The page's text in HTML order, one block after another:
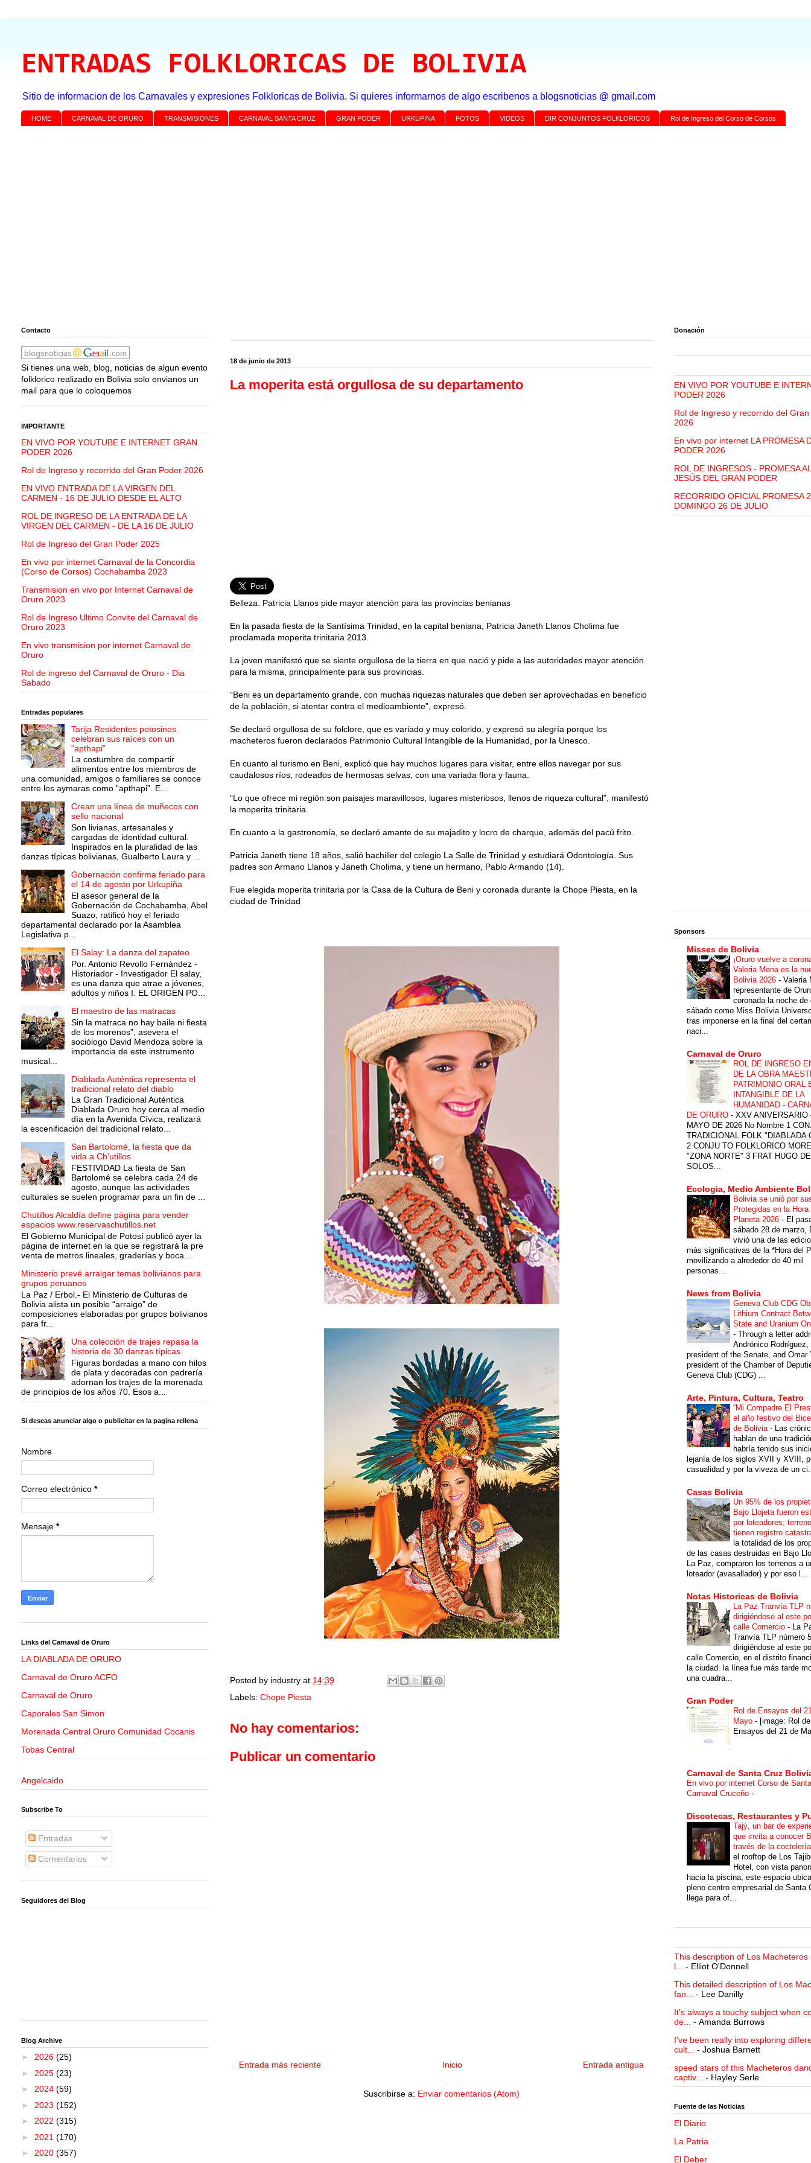
ENTRADAS FOLKLORICAS DE BOLIVIA
Sitio de informacion de los Carnavales y expresiones Folkloricas de Bolivia. Si quieres informarnos de algo escribenos a blogsnoticias @ gmail.com
HOME CARNAVAL DE ORURO TRANSMISIONES CARNAVAL SANTA CRUZ GRAN PODER URKUPINA FOTOS VIDEOS DIR CONJUNTOS FOLKLORICOS Rol de Ingreso del Corso de Corsos
18 de junio de 2013
La moperita está orgullosa de su departamento
Belleza. Patricia Llanos pide mayor atención para las provincias benianas
En la pasada fiesta de la Santísima Trinidad, en la capital beniana, Patricia Janeth Llanos Cholima fue
proclamada moperita trinitaria 2013.
La joven manifestó que se siente orgullosa de la tierra en que nació y pide a las autoridades mayor atención
para la misma, principalmente para sus provincias.
“Beni es un departamento grande, con muchas riquezas naturales que deben ser aprovechadas en beneficio
de la población, si atentar contra el medioambiente”, expresó.
Se declaró orgullosa de su folclore, que es variado y muy colorido, y expresó su alegría porque los
macheteros fueron declarados Patrimonio Cultural Intangible de la Humanidad, por la Unesco.
En cuanto al turismo en Beni, explicó que hay muchos lugares para visitar, entre ellos navegar por sus
caudalosos ríos, rodeados de hermosas selvas, con una variada flora y fauna.
“Lo que ofrece mi región son paisajes maravillosos, lugares misteriosos, llenos de riqueza cultural”, manifestó
la moperita trinitaria.
En cuanto a la gastronomía, se declaró amante de su majadito y locro de charque, además del pacú frito.
Patricia Janeth tiene 18 años, salió bachiller del colegio La Salle de Trinidad y estudiará Odontología. Sus
padres son Armano Llanos y Janeth Cholima, y tiene un hermano, Pablo Armando (14).
Fue elegida moperita trinitaria por la Casa de la Cultura de Beni y coronada durante la Chope Piesta, en la
ciudad de Trinidad
Posted by industry at 14:39
Labels: Chope Piesta
No hay comentarios:
Publicar un comentario
Entrada más reciente Entrada antigua
Inicio
Suscribirse a: Enviar comentarios (Atom)
Contacto
Si tienes una web, blog, noticias de algun evento
folklorico realizado en Bolivia solo envianos un
mail para que lo coloquemos
IMPORTANTE
EN VIVO POR YOUTUBE E INTERNET GRAN
PODER 2026
Rol de Ingreso y recorrido del Gran Poder 2026
EN VIVO ENTRADA DE LA VIRGEN DEL
CARMEN - 16 DE JULIO DESDE EL ALTO
ROL DE INGRESO DE LA ENTRADA DE LA
VIRGEN DEL CARMEN - DE LA 16 DE JULIO
Rol de Ingreso del Gran Poder 2025
En vivo por internet Carnaval de la Concordia
(Corso de Corsos) Cochabamba 2023
Transmision en vivo por Internet Carnaval de
Oruro 2023
Rol de Ingreso Ultimo Convite del Carnaval de
Oruro 2023
En vivo transmision por internet Carnaval de
Oruro
Rol de ingreso del Carnaval de Oruro - Dia
Sabado
Entradas populares
Tarija Residentes potosinos
celebran sus raíces con un
“apthapi”
La costumbre de compartir
alimentos entre los miembros de
una comunidad, amigos o familiares se conoce
entre los aymaras como “apthapi”. E...
Crean una línea de muñecos con
sello nacional
Son livianas, artesanales y
cargadas de identidad cultural.
Inspirados en la pluralidad de las
danzas típicas bolivianas, Gualberto Laura y ...
Gobernación confirma feriado para
el 14 de agosto por Urkupiña
El asesor general de la
Gobernación de Cochabamba, Abel
Suazo, ratificó hoy el feriado
departamental declarado por la Asamblea
Legislativa p...
El Salay: La danza del zapateo
Por. Antonio Revollo Fernández -
Historiador - Investigador El salay,
es una danza que atrae a jóvenes,
adultos y niños I. EL ORIGEN PO...
El maestro de las matracas
Sin la matraca no hay baile ni fiesta
de los morenos”, asevera el
sociólogo David Mendoza sobre la
importancia de este instrumento
musical...
Diablada Auténtica representa el
tradicional relato del diablo
La Gran Tradicional Auténtica
Diablada Oruro hoy cerca al medio
día en la Avenida Cívica, realizará
la escenificación del tradicional relato...
San Bartolomé, la fiesta que da
vida a Ch'utillos
FESTIVIDAD La fiesta de San
Bartolomé se celebra cada 24 de
agosto, aunque las actividades
culturales se suelen programar para un fin de ...
Chutillos Alcaldía define página para vender
espacios www.reservaschutillos.net
El Gobierno Municipal de Potosí publicó ayer la
página de internet en la que se registrará la pre
venta de metros lineales, graderías y boca...
Ministerio prevé arraigar temas bolivianos para
grupos peruanos
La Paz / Erbol.- El Ministerio de Culturas de
Bolivia alista un posible “arraigo” de
composiciones elaboradas por grupos bolivianos
para fr...
Una colección de trajes repasa la
historia de 30 danzas típicas
Figuras bordadas a mano con hilos
de plata y decoradas con pedrería
adornan los trajes de la morenada
de principios de los años 70. Esos a...
Si deseas anunciar algo o publicitar en la pagina rellena
Nombre
Correo electrónico *
Mensaje *
Links del Carnaval de Oruro
LA DIABLADA DE ORURO
Carnaval de Oruro ACFO
Carnaval de Oruro
Caporales San Simon
Morenada Central Oruro Comunidad Cocanis
Tobas Central
Angelcaido
Subscribe To
Entradas
Comentarios
Seguidores del Blog
Blog Archive
► 2026 (25)
► 2025 (23)
► 2024 (59)
► 2023 (152)
► 2022 (315)
► 2021 (170)
► 2020 (357)
Donación
EN VIVO POR YOUTUBE E
PODER 2026
Rol de Ingreso y recorrido del
2026
En vivo por internet LA PROMESA
PODER 2026
ROL DE INGRESOS - PROMESA
JESÚS DEL GRAN PODER
RECORRIDO OFICIAL PROMESA
DOMINGO 26 DE JULIO
Sponsors
Misses de Bolivia
¡Oruro vuelve a
Valeria Mena es la
Bolivia 2026 - Valeria
representante de
coronada la noche de
sábado como Miss Bolivia
tras imponerse en la final del
naci...
Carnaval de Oruro
ROL DE INGRESO
DE LA OBRA
PATRIMONIO ORAL
INTANGIBLE DE LA
HUMANIDAD -
DE ORURO - XXV ANIVERSARIO
MAYO DE 2026 No Nombre 1
TRADICIONAL FOLK "DIABLADA
2 CONJU TO FOLKLORICO
"ZONA NORTE" 3 FRAT HUGO
SOLOS...
Ecologia, Medio Ambiente
Bolivia se unió por
Protegidas en la Hora
Planeta 2026 - El
sábado 28 de marzo,
vivió una de las
más significativas de la *Hora del
movilizando a alrededor de 40 mil
personas...
News from Bolivia
Geneva Club CDG
Lithium Contract
State and Uranium
- Through a letter
Andrónico Rodríguez,
president of the Senate, and Omar
president of the Chamber of
Geneva Club (CDG) ...
Arte, Pintura, Cultura, Teatro
“Mi Compadre El
el año festivo del
de Bolivia - Las
hablan de una
habría tenido sus
lejanía de los siglos XVII y XVIII,
casualidad y por la viveza de un
Casas Bolivia
Un 95% de los
Bajo Llojeta fueron
por loteadores;
tienen registro
la totalidad de los
de las casas destruidas en Bajo
La Paz, compraron los terrenos a
loteador (avasallador) y por eso l...
Notas Historicas de Bolivia
La Paz Tranvía TLP
dirigiéndose al este
calle Comercio - La
Tranvía TLP número 5
dirigiéndose al este
calle Comercio, en el distrito
la ciudad. la línea fue más tarde
una cuadra...
Gran Poder
Rol de Ensayos del
Mayo - [image: Rol de
Ensayos del 21 de
Carnaval de Santa Cruz
En vivo por internet Corso de
Carnaval Cruceño -
Discotecas, Restaurantes y
Tajý, un bar de
que invita a conocer
través de la
el rooftop de Los
Hotel, con vista
hacia la piscina, este espacio
pleno centro empresarial de Santa
llega para of...
This description of Los Macheteros
l...
- Elliot O'Donnell
This detailed description of Los
fan...
- Lee Danilly
It's always a touchy subject when
de...
- Amanda Burrows
I've been really into exploring
cult...
- Joshua Barnett
speed stars of this Macheteros
captiv...
- Hayley Serle
Fuente de las Noticias
El Diario
La Patria
El Deber